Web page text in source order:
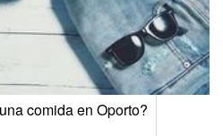
comida en Oporto?